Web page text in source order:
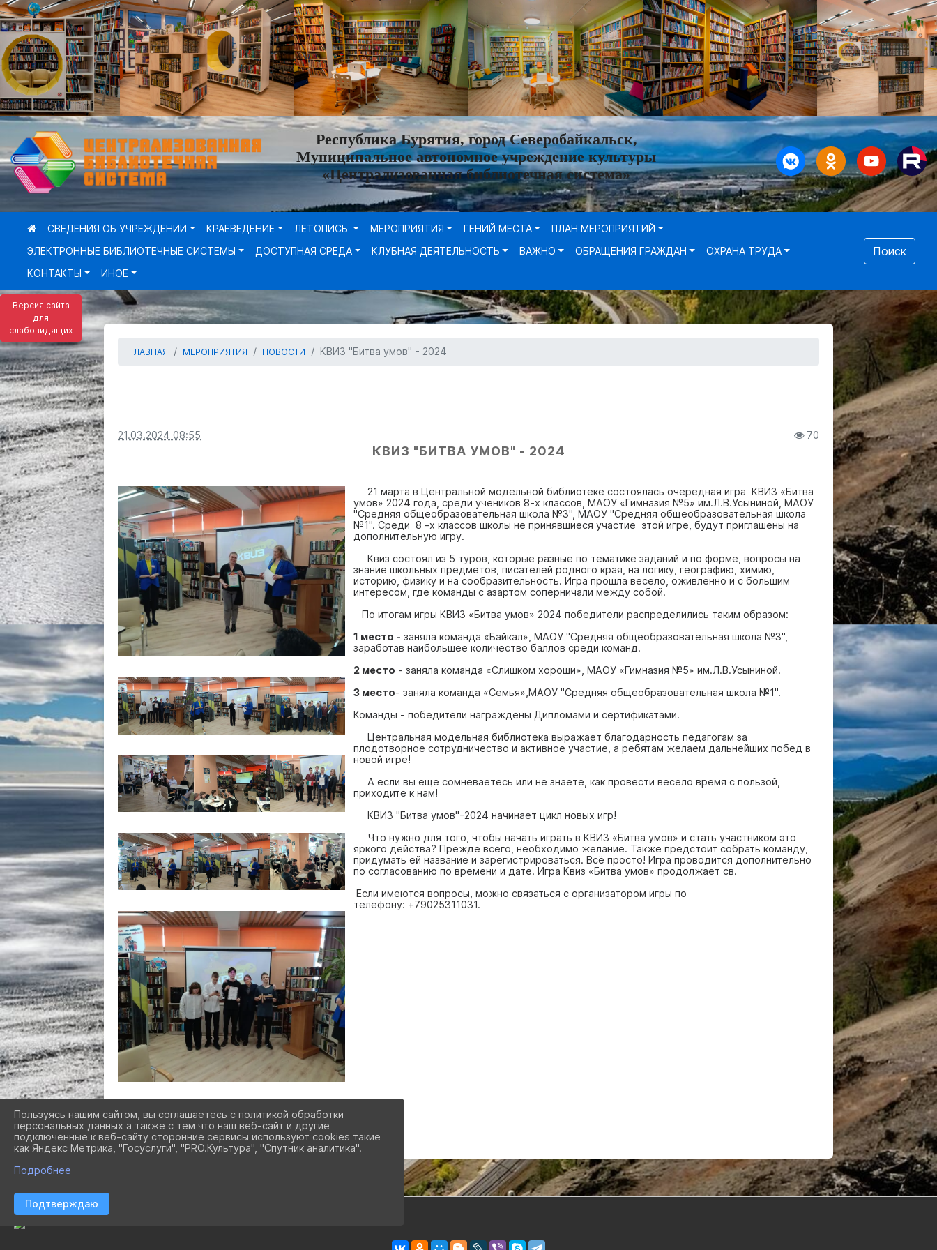
Версия сайта
для
слабовидящих
Республика Бурятия, город Северобайкальск,
Муниципальное автономное учреждение культуры
«Централизованная библиотечная система»
СВЕДЕНИЯ ОБ УЧРЕЖДЕНИИ КРАЕВЕДЕНИЕ ЛЕТОПИСЬ МЕРОПРИЯТИЯ ГЕНИЙ МЕСТА
ПЛАН МЕРОПРИЯТИЙ
ЭЛЕКТРОННЫЕ БИБЛИОТЕЧНЫЕ СИСТЕМЫ
ДОСТУПНАЯ СРЕДА КЛУБНАЯ ДЕЯТЕЛЬНОСТЬ ВАЖНО ОБРАЩЕНИЯ ГРАЖДАН
ОХРАНА ТРУДА
КОНТАКТЫ
ИНОЕ
Поиск
ГЛАВНАЯ МЕРОПРИЯТИЯ НОВОСТИ КВИЗ "Битва умов" - 2024
21.03.2024 08:55 70
КВИЗ "БИТВА УМОВ" - 2024
21 марта в Центральной модельной библиотеке состоялась очередная игра КВИЗ «Битва
умов» 2024 года, среди учеников 8-х классов, МАОУ «Гимназия №5» им.Л.В.Усыниной, МАОУ
"Средняя общеобразовательная школа №3", МАОУ "Средняя общеобразовательная школа
№1". Среди 8 -х классов школы не принявшиеся участие этой игре, будут приглашены на
дополнительную игру.
Квиз состоял из 5 туров, которые разные по тематике заданий и по форме, вопросы на
знание школьных предметов, писателей родного края, на логику, географию, химию,
историю, физику и на сообразительность. Игра прошла весело, оживленно и с большим
интересом, где команды с азартом соперничали между собой.
По итогам игры КВИЗ «Битва умов» 2024 победители распределились таким образом:
1 место - заняла команда «Байкал», МАОУ "Средняя общеобразовательная школа №3",
заработав наибольшее количество баллов среди команд.
2 место - заняла команда «Слишком хороши», МАОУ «Гимназия №5» им.Л.В.Усыниной.
3 место- заняла команда «Семья»,МАОУ "Средняя общеобразовательная школа №1".
Команды - победители награждены Дипломами и сертификатами.
Центральная модельная библиотека выражает благодарность педагогам за
плодотворное сотрудничество и активное участие, а ребятам желаем дальнейших побед в
новой игре!
А если вы еще сомневаетесь или не знаете, как провести весело время с пользой,
приходите к нам!
КВИЗ "Битва умов"-2024 начинает цикл новых игр!
Что нужно для того, чтобы начать играть в КВИЗ «Битва умов» и стать участником это
яркого действа? Прежде всего, необходимо желание. Также предстоит собрать команду,
придумать ей название и зарегистрироваться. Всё просто! Игра проводится дополнительно
по согласованию по времени и дате. Игра Квиз «Битва умов» продолжает св.
Если имеются вопросы, можно связаться с организатором игры по
телефону: +79025311031.
Пользуясь нашим сайтом, вы соглашаетесь с политикой обработки
персональных данных а также с тем что наш веб-сайт и другие
подключенные к веб-сайту сторонние сервисы используют cookies такие
как Яндекс Метрика, "Госуслуги", "PRO.Культура", "Спутник аналитика".
Подробнее
Подтверждаю